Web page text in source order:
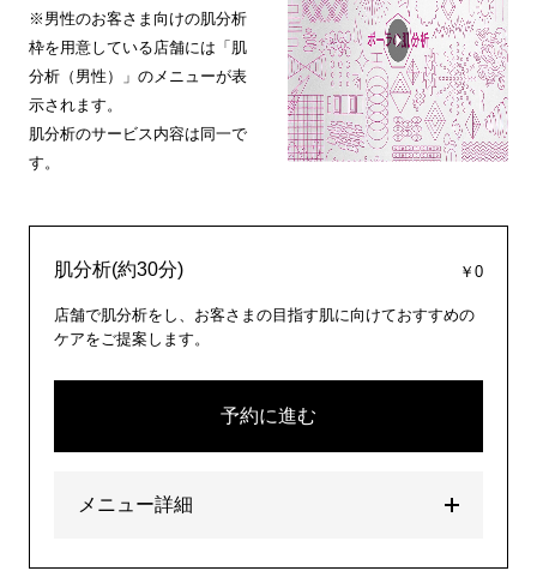
※男性のお客さま向けの肌分析
枠を用意している店舗には「肌
分析（男性）」のメニューが表
示されます。
肌分析のサービス内容は同一で
す。
肌分析(約30分) ￥0
店舗で肌分析をし、お客さまの目指す肌に向けておすすめの
ケアをご提案します。
予約に進む
メニュー詳細